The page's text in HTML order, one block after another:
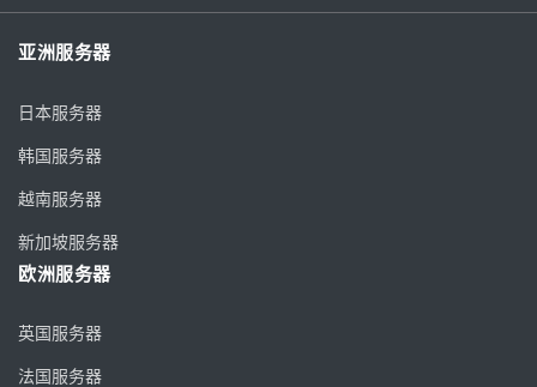
亚洲服务器
日本服务器
韩国服务器
越南服务器
新加坡服务器
欧洲服务器
英国服务器
法国服务器